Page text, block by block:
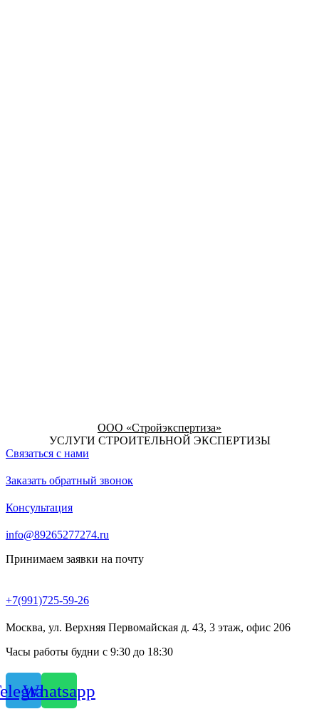
ООО «Стройэкспертиза»
УСЛУГИ СТРОИТЕЛЬНОЙ ЭКСПЕРТИЗЫ
Связаться с нами
Заказать обратный звонок
Консультация
info@89265277274.ru
Принимаем заявки на почту
+7(991)725-59-26
Москва, ул. Верхняя Первомайская д. 43, 3 этаж, офис 206
Часы работы будни с 9:30 до 18:30
Whatsapp